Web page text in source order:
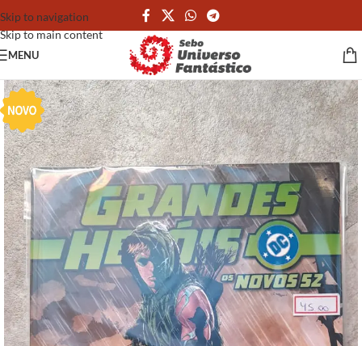
Skip to navigation
Skip to main content
MENU